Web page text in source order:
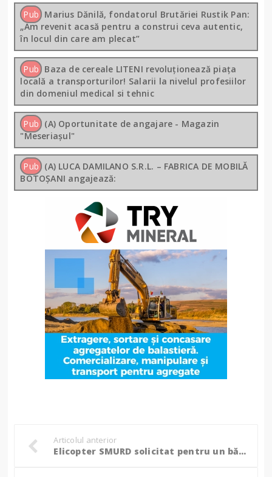
Pub Marius Dănilă, fondatorul Brutăriei Rustik Pan:
„Am revenit acasă pentru a construi ceva autentic,
în locul din care am plecat”
Pub Baza de cereale LITENI revoluționează piața
locală a transporturilor! Salarii la nivelul profesiilor
din domeniul medical si tehnic
Pub (A) Oportunitate de angajare - Magazin
"Meseriașul"
Pub (A) LUCA DAMILANO S.R.L. – FABRICA DE MOBILĂ
BOTOȘANI angajează:
Articolul anterior
Elicopter SMURD solicitat pentru un bărbat de 53 de ani, aflat în stare critică